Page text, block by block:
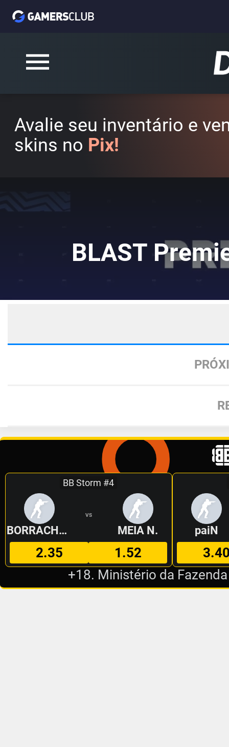
Avalie seu inventário e
skins no Pix!
BLAST
BB Storm #4
BORRACHEIROS
VS
MEIA N.
2.35 1.52
paiN
+18. Ministério da